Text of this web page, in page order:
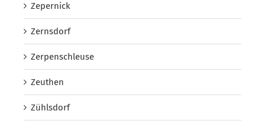
Zepernick
Zernsdorf
Zerpenschleuse
Zeuthen
Zühlsdorf